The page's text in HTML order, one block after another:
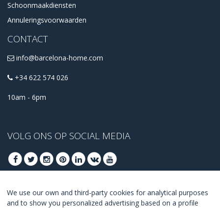
Schoonmaakdiensten
Annuleringsvoorwaarden
CONTACT
info@barcelona-home.com
+34 622 574 026
10am - 6pm
VOLG ONS OP SOCIAL MEDIA
MELD U AAN VOOR ONZE BESTE DEALS
We use our own and third-party cookies for analytical purposes
and to show you personalized advertising based on a profile